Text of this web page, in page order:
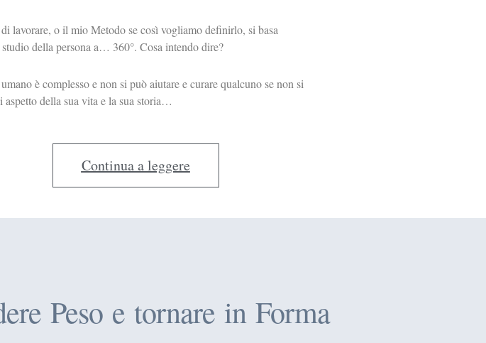
lavorare, o il mio Metodo se così vogliamo definirlo, si basa
studio della persona a… 360°. Cosa intendo dire?
umano è complesso e non si può aiutare e curare qualcuno se non si
aspetto della sua vita e la sua storia…
Continua a leggere
Peso e tornare in Forma